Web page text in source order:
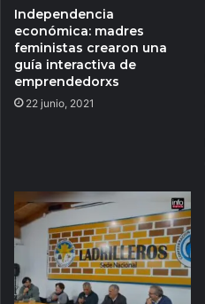
Independencia
económica: madres
feministas crearon una
guía interactiva de
emprendedorxs
22 junio, 2021